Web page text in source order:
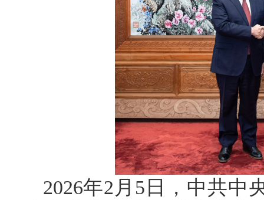
2026年2月5日，中共中